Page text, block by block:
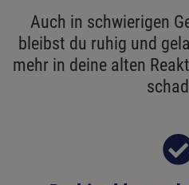
Auch in schwierigen
bleibst du ruhig und
mehr in deine alten